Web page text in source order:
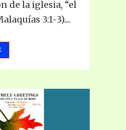
de la iglesia, “el
3:1-3)....